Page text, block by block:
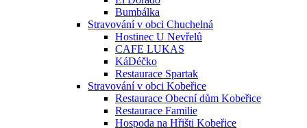
Bumbálka
Stravování v obci Chuchelná
Hostinec U Nevřelů
CAFE LUKAS
KáDéčko
Restaurace Spartak
Stravování v obci Kobeřice
Restaurace Obecní dům Kobeřice
Restaurace Familie
Hospoda na Hřišti Kobeřice